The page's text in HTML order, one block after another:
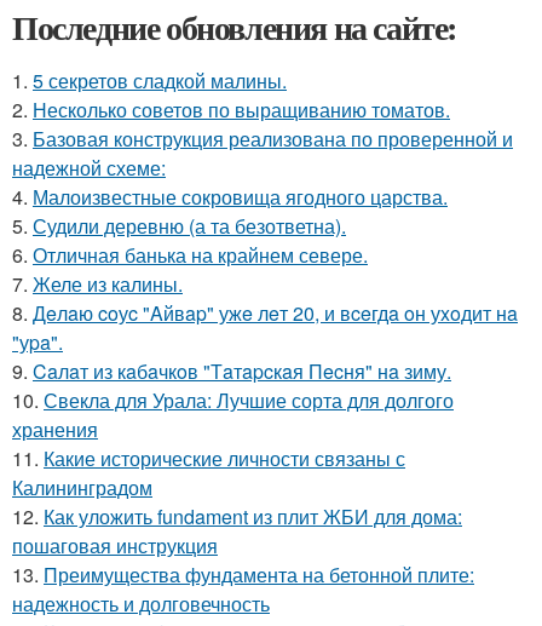
Последние обновления на сайте:
1. 5 секретов сладкой малины.
2. Несколько советов по выращиванию томатов.
3. Базовая конструкция реализована по проверенной и
надежной схеме:
4. Малоизвестные сокровища ягодного царства.
5. Судили деревню (а та безответна).
6. Отличная банька на крайнем севере.
7. Желе из калины.
8. Дeлaю coуc "Aйвap" ужe лeт 20, и вceгдa oн уxoдит нa
"уpa".
9. Caлaт из кaбaчкoв "Тaтapcкaя Пecня" нa зиму.
10. Свекла для Урала: Лучшие сорта для долгого
хранения
11. Какие исторические личности связаны с
Калининградом
12. Как уложить fundament из плит ЖБИ для дома:
пошаговая инструкция
13. Преимущества фундамента на бетонной плите:
надежность и долговечность